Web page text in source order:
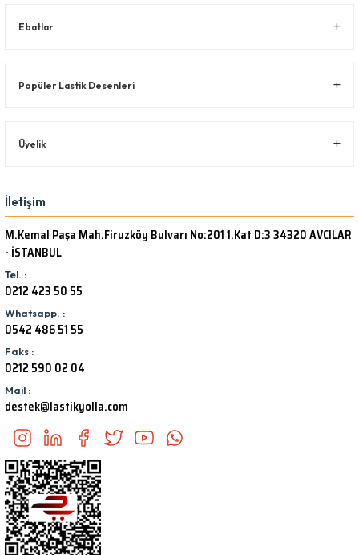
Ebatlar
Popüler Lastik Desenleri
Üyelik
İletişim
M.Kemal Paşa Mah.Firuzköy Bulvarı No:201 1.Kat D:3 34320 AVCILAR
- İSTANBUL
Tel. :
0212 423 50 55
Whatsapp. :
0542 486 51 55
Faks :
0212 590 02 04
Mail :
destek@lastikyolla.com